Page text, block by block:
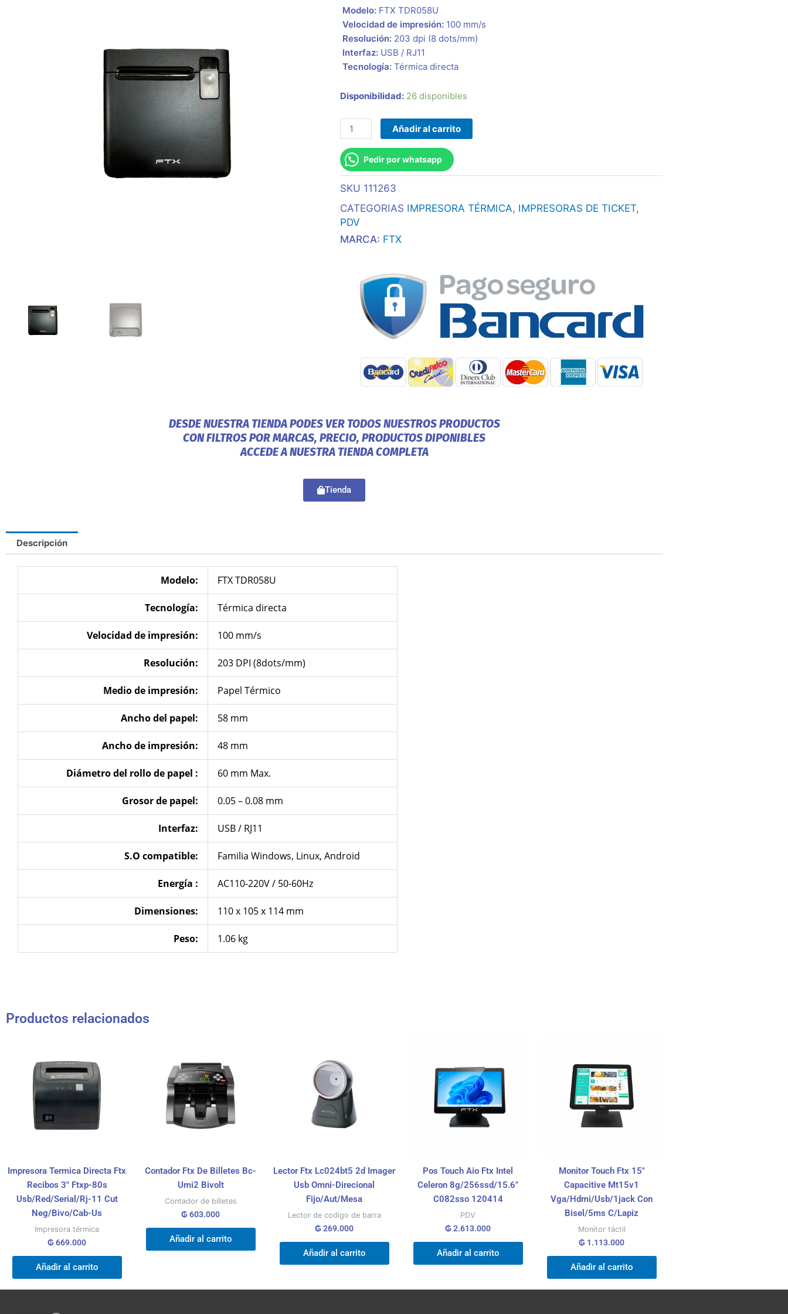
 Modelo: FTX TDR058U
 Velocidad de impresión: 100 mm/s
 Resolución: 203 dpi (8 dots/mm)
 Interfaz: USB / RJ11
 Tecnología: Térmica directa
Disponibilidad: 26 disponibles
Impresora
Directa
Ftx
Recibos
2"
Tdr058u
Usb
Negro
cantidad
Añadir al carrito
Pedir por whatsapp
SKU 111263
CATEGORIAS IMPRESORA TÉRMICA, IMPRESORAS DE TICKET,
PDV
MARCA: FTX
DESDE NUESTRA TIENDA PODES VER TODOS NUESTROS PRODUCTOS
CON FILTROS POR MARCAS, PRECIO, PRODUCTOS DIPONIBLES
ACCEDE A NUESTRA TIENDA COMPLETA
Tienda
Descripción
Modelo: FTX TDR058U
Tecnología: Térmica directa
Velocidad de impresión: 100 mm/s
Resolución: 203 DPI (8dots/mm)
Medio de impresión: Papel Térmico
Ancho del papel: 58 mm
Ancho de impresión: 48 mm
Diámetro del rollo de papel : 60 mm Max.
Grosor de papel: 0.05 – 0.08 mm
Interfaz: USB / RJ11
S.O compatible: Familia Windows, Linux, Android
Energía : AC110-220V / 50-60Hz
Dimensiones: 110 x 105 x 114 mm
Peso: 1.06 kg
Productos relacionados
Impresora Termica Directa Ftx
Recibos 3″ Ftxp-80s
Usb/Red/Serial/Rj-11 Cut
Neg/Bivo/Cab-Us
Impresora térmica
₲ 669.000
Añadir al carrito
Contador Ftx De Billetes Bc-
Umi2 Bivolt
Contador de billetes
₲ 603.000
Añadir al carrito
Lector Ftx Lc024bt5 2d Imager
Usb Omni-Direcional
Fijo/Aut/Mesa
Lector de codigo de barra
₲ 269.000
Añadir al carrito
Pos Touch Aio Ftx Intel
Celeron 8g/256ssd/15.6″
C082sso 120414
PDV
₲ 2.613.000
Añadir al carrito
Monitor Touch Ftx 15″
Capacitive Mt15v1
Vga/Hdmi/Usb/1jack Con
Bisel/5ms C/Lapiz
Monitor táctil
₲ 1.113.000
Añadir al carrito